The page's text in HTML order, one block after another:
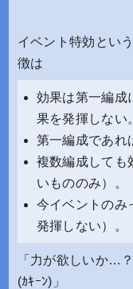
イベント特効とい
徴は
効果は第一編成
果を発揮しない。
第一編成であれ
複数編成しても
いもののみ）。
今イベントのみ
発揮しない）。
「力が欲しいか…
(ｶｷｰﾝ)」